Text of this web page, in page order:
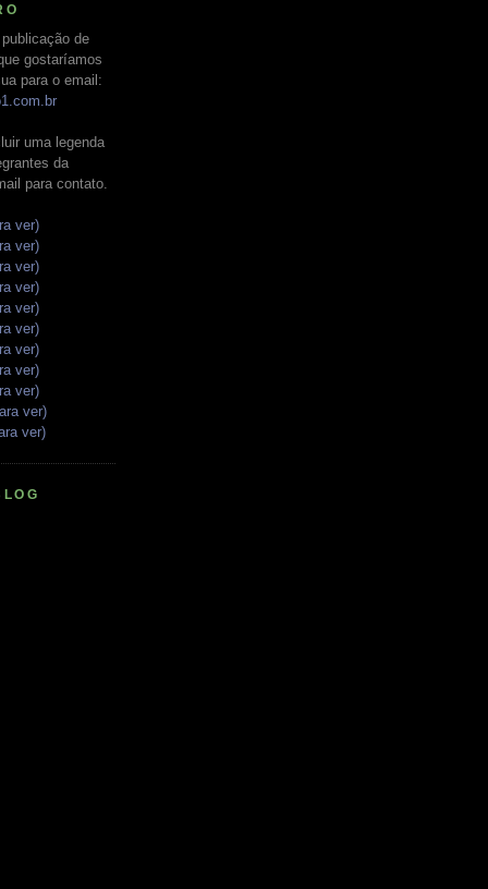
de
gostaríamos
para o email:
uma legenda
da
para contato.
ver)
ver)
ver)
ver)
ver)
ver)
ver)
ver)
ver)
ver)
ver)